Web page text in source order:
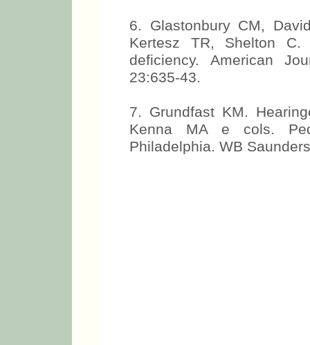
6. Glastonbury CM,
Kertesz TR, Shelton
deficiency. American
23:635-43.
7. Grundfast KM.
Kenna MA e cols.
Philadelphia. WB